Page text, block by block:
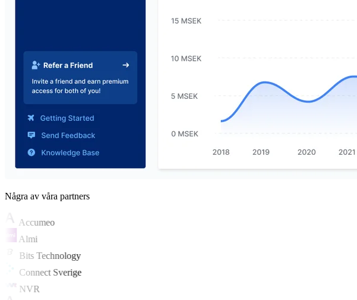
Några av våra partners
Accumeo
Almi
Bits Technology
Connect Sverige
NVR